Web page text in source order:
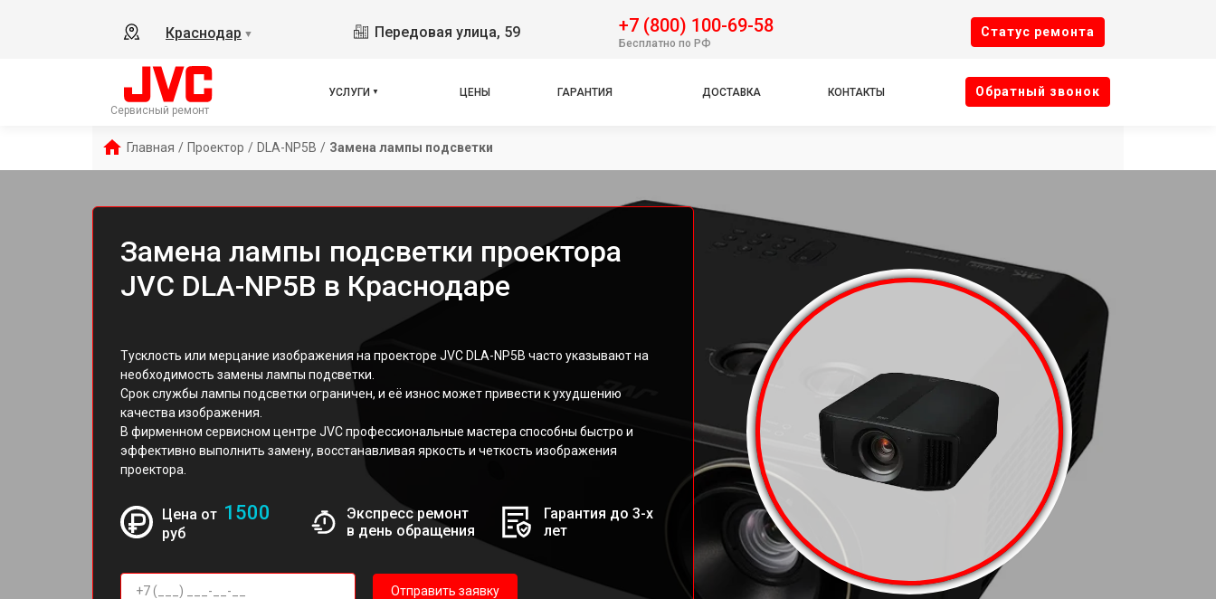
Краснодар ▼ Передовая улица, 59 +7 (800) 100-69-58
Бесплатно по РФ
Cтатус ремонта
Сервисный ремонт
УСЛУГИ ЦЕНЫ ГАРАНТИЯ ДОСТАВКА КОНТАКТЫ Oбратный звонок
Главная / Проектор / DLA-NP5B / Замена лампы подсветки
Замена лампы подсветки проектора
JVC DLA-NP5B в Краснодаре
Тусклость или мерцание изображения на проекторе JVC DLA-NP5B часто указывают на
необходимость замены лампы подсветки.
Срок службы лампы подсветки ограничен, и её износ может привести к ухудшению
качества изображения.
В фирменном сервисном центре JVC профессиональные мастера способны быстро и
эффективно выполнить замену, восстанавливая яркость и четкость изображения
проектора.
Цена от 1500
руб
Экспресс ремонт
в день обращения
Гарантия до 3-х
лет
Отправить заявку